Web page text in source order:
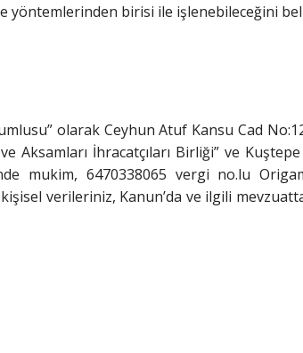
yöntemlerinden birisi ile işlenebileceğini
olarak Ceyhun Atuf Kansu Cad
Aksamları İhracatçıları Birliği” ve
mukim, 6470338065 vergi no.lu
verileriniz, Kanun’da ve ilgili